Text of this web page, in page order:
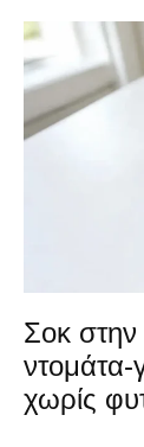
Σοκ
ντομάτα-
χωρίς